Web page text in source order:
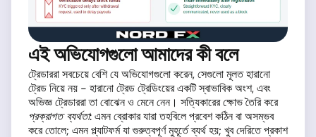
এই অভিযোগগুলো আমাদের কী বলে
ট্রেডাররা সবচেয়ে বেশি যে অভিযোগগুলো করেন, সেগুলো মূলত হারানো
ট্রেড নিয়ে নয় - হারানো ট্রেড ট্রেডিংয়ের একটি স্বাভাবিক অংশ, এবং
অভিজ্ঞ ট্রেডাররা তা বোঝেন ও মেনে নেন। সত্যিকারের ক্ষোভ তৈরি করে
প্রক্রাগত ব্যর্থতা: এমন ব্রোকার যারা তহবিলে প্রবেশ কঠিন বা অসম্ভব
করে তোলে; এমন প্ল্যাটফর্ম যা গুরুত্বপূর্ণ মুহূর্তে ব্যর্থ হয়; খুব দেরিতে প্রকাশ